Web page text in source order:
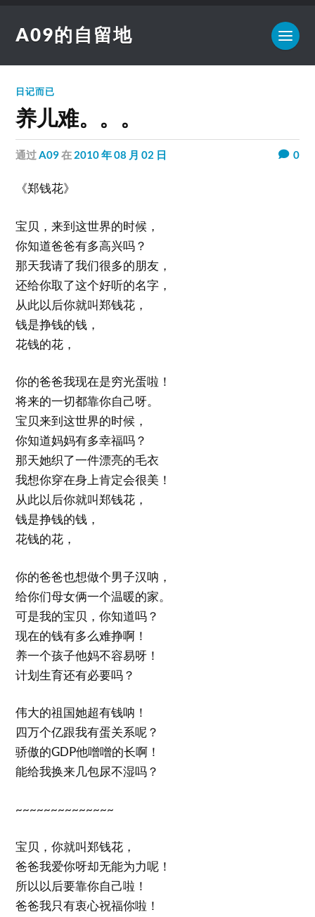
A09的自留地
日记而已
养儿难。。。
通过A09在 2010 年 08 月 02 日 0
《郑钱花》
宝贝，来到这世界的时候，
你知道爸爸有多高兴吗？
那天我请了我们很多的朋友，
还给你取了这个好听的名字，
从此以后你就叫郑钱花，
钱是挣钱的钱，
花钱的花，
你的爸爸我现在是穷光蛋啦！
将来的一切都靠你自己呀。
宝贝来到这世界的时候，
你知道妈妈有多幸福吗？
那天她织了一件漂亮的毛衣
我想你穿在身上肯定会很美！
从此以后你就叫郑钱花，
钱是挣钱的钱，
花钱的花，
你的爸爸也想做个男子汉呐，
给你们母女俩一个温暖的家。
可是我的宝贝，你知道吗？
现在的钱有多么难挣啊！
养一个孩子他妈不容易呀！
计划生育还有必要吗？
伟大的祖国她超有钱呐！
四万个亿跟我有蛋关系呢？
骄傲的GDP他噌噌的长啊！
能给我换来几包尿不湿吗？
~~~~~~~~~~~~~~
宝贝，你就叫郑钱花，
爸爸我爱你呀却无能为力呢！
所以以后要靠你自己啦！
爸爸我只有衷心祝福你啦！